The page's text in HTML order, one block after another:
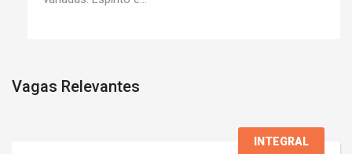
Vagas Relevantes
INTEGRAL